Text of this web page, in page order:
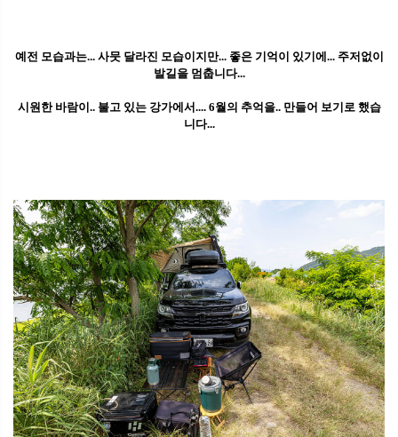
예전 모습과는... 사뭇 달라진 모습이지만... 좋은 기억이 있기에... 주저없이
발길을 멈춥니다...
시원한 바람이.. 불고 있는 강가에서.... 6월의 추억을.. 만들어 보기로 했습
니다...